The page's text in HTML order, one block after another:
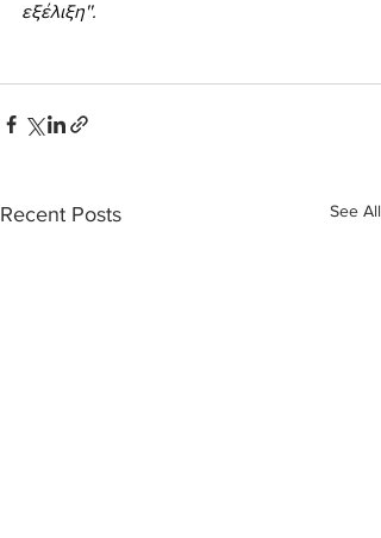
εξέλιξη''.
Recent Posts See All